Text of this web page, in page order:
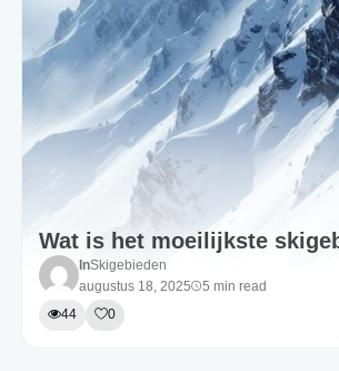
Wat is het moeilijkste
InSkigebieden
augustus 18, 2025
5 min read
44
0